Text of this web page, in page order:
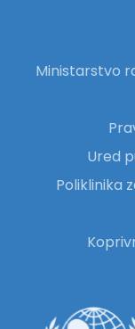
Ministarstvo
Ured
Poliklinika